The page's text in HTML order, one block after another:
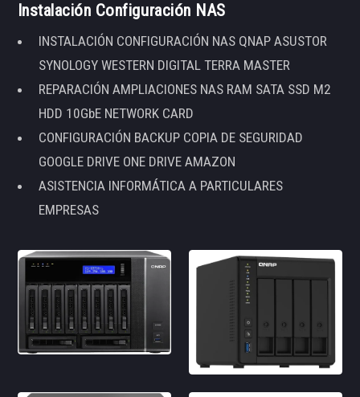
Instalación Configuración NAS
INSTALACIÓN CONFIGURACIÓN NAS QNAP ASUSTOR
SYNOLOGY WESTERN DIGITAL TERRA MASTER
REPARACIÓN AMPLIACIONES NAS RAM SATA SSD M2
HDD 10GbE NETWORK CARD
CONFIGURACIÓN BACKUP COPIA DE SEGURIDAD
GOOGLE DRIVE ONE DRIVE AMAZON
ASISTENCIA INFORMÁTICA A PARTICULARES
EMPRESAS